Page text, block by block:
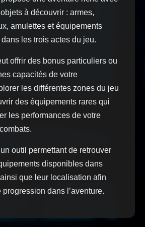
à découvrir : armes,
amulettes et équipements
les trois actes du jeu.
offrir des bonus particuliers ou
capacités de votre
les différentes zones du jeu
des équipements rares qui
les performances de votre
outil permettant de retrouver
disponibles dans
que leur localisation afin
progression dans l’aventure.